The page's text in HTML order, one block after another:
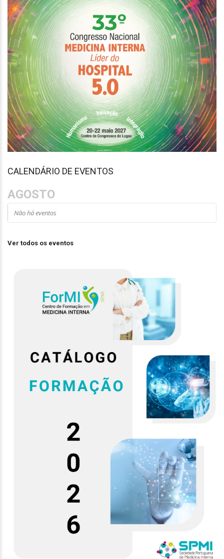
CALENDÁRIO DE EVENTOS
AGOSTO
Não há eventos
Ver todos os eventos